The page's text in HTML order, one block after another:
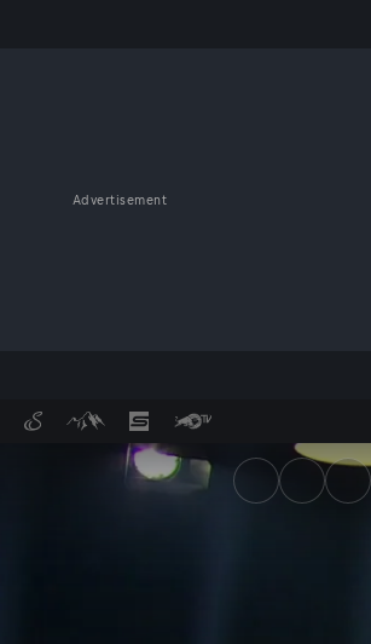
Advertisement
am 21.3. - ServusTV